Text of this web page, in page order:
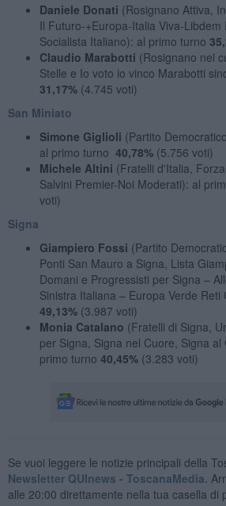
Daniele Donati (Rosignano Attiva,
Il Futuro-+Europa-Italia Viva-Libdem
Socialista Italiano): al primo turno
Claudio Marabotti (Rosignano nel
Stelle e Io voto io vinco Marabotti
31,17%(4.745 voti)
San Miniato
Simone Giglioli (Partito
al primo turno 40,78%(5.756 voti)
Michele Altini (Fratelli d'Italia,
Salvini Premier-Noi Moderati): al
voti)
Signa
Giampiero Fossi (Partito
Ponti San Mauro a Signa, Lista
Domani e Progressisti per Signa –
Sinistra Italiana – Europa Verde
49,13%(3.987 voti)
Monia Catalano (Fratelli di Signa,
per Signa, Signa nel Cuore, Signa
primo turno 40,45%(3.283 voti)
Se vuoi leggere le notizie principali della
Newsletter QUInews - ToscanaMedia.
alle 20:00 direttamente nella tua casella di